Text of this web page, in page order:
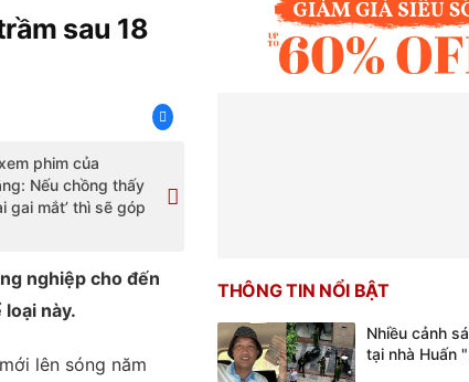
sau 18
phim của
Nếu chồng thấy
gai mắt’ thì sẽ góp
nghiệp cho đến
này.
lên sóng năm
THÔNG TIN NỔI BẬT
Nhiều cảnh
tại nhà Huấn